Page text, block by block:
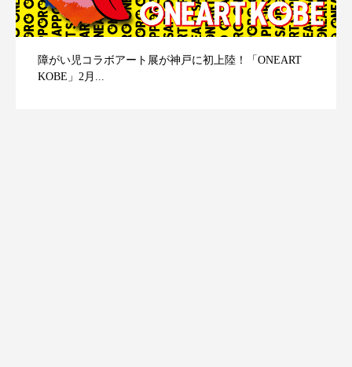
障がい児コラボアート展が神戸に初上陸！「ONEART
KOBE」2月...